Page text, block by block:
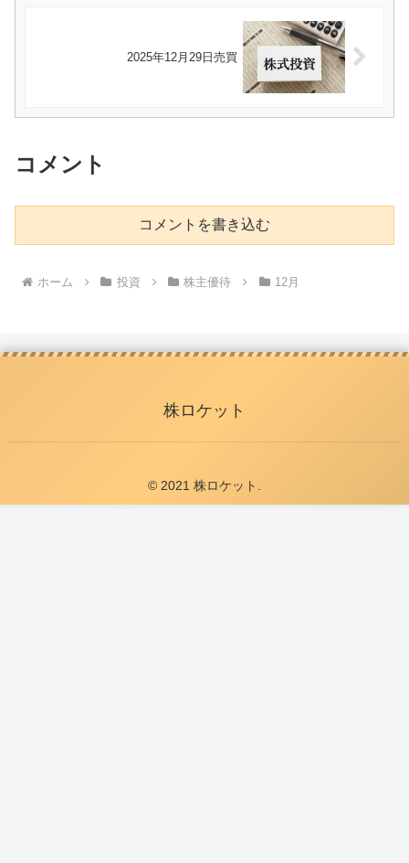
2025年12月29日売買
コメント
コメントを書き込む
ホーム 投資 株主優待 12月
株ロケット
© 2021 株ロケット.